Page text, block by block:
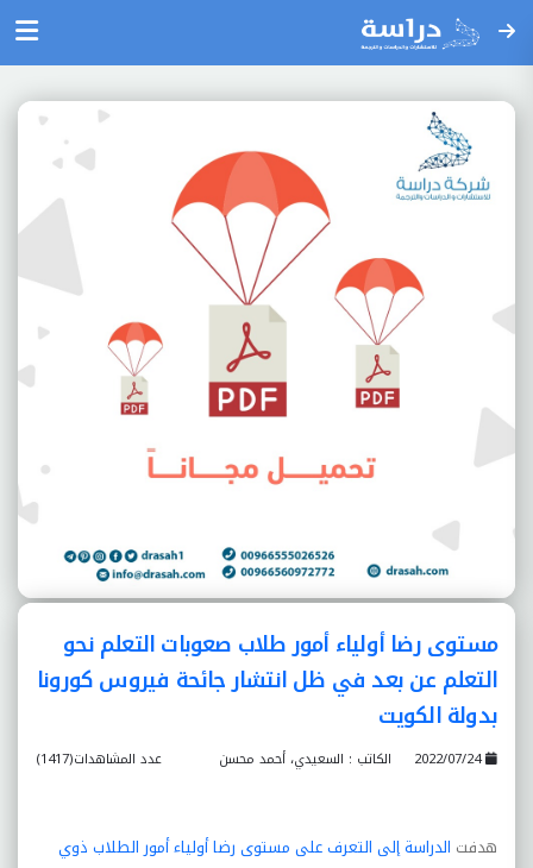
مستوى رضا أولياء أمور طلاب صعوبات التعلم نحو
التعلم عن بعد في ظل انتشار جائحة فيروس كورونا
بدولة الكويت
2022/07/24 عدد المشاهدات(1417) الكاتب : السعيدي، أحمد محسن
هدفت الدراسة إلى التعرف على مستوى رضا أولياء أمور الطلاب ذوي